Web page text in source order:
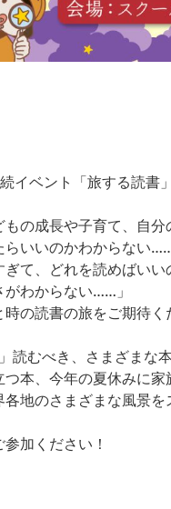
イベント「旅する読書
の成長や子育て、自
らいいのかわからない……
ぎて、どれを読めばい
がわからない……」
の読書の旅をご期待く
読むべき、さまざまな
本、今年の夏休みに
地のさまざまな風景を
加ください！